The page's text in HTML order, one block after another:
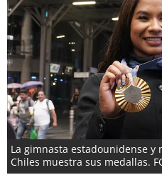
La gimnasta estadounidense y
Chiles muestra sus medallas.